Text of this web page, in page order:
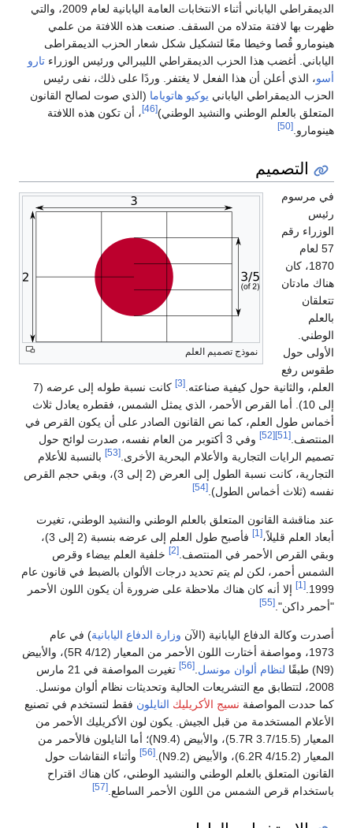
الديمقراطي الياباني أثناء الانتخابات العامة اليابانية لعام 2009، والتي
ظهرت بها لافتة متدلاه من السقف. صنعت هذه اللافتة من علمي
هينومارو قُصا وخيطا معًا لتشكيل شكل شعار الحزب الديمقراطى
الياباني. أغضب هذا الحزب الديمقراطي الليبرالي ورئيس الوزراء تارو
أسو، الذي أعلن أن هذا الفعل لا يغتفر. وردًا على ذلك، نفى رئيس
الحزب الديمقراطي الياباني يوكيو هاتوياما (الذي صوت لصالح القانون
المتعلق بالعلم الوطني والنشيد الوطني)[46]
، أن تكون هذه اللافتة
هينومارو. [50]
التصميم
نموذج تصميم العلم
في مرسوم
رئيس
الوزراء رقم
57 لعام
1870، كان
هناك مادتان
تتعلقان
بالعلم
الوطني.
الأولى حول
طقوس رفع
العلم، والثانية حول كيفية صناعته.[3]
كانت نسبة طوله إلى عرضه (7
إلى 10). أما القرص الأحمر، الذي يمثل الشمس، فقطره يعادل ثلاث
أخماس طول العلم، كما نص القانون الصادر على أن يكون القرص في
المنتصف.[51]
[52]
وفي 3 أكتوبر من العام نفسه، صدرت لوائح حول
تصميم الرايات التجارية والأعلام البحرية الأخرى.[53]
بالنسبة للأعلام
التجارية، كانت نسبة الطول إلى العرض (2 إلى 3)، وبقي حجم القرص
نفسه (ثلاث أخماس الطول).[54]
عند مناقشة القانون المتعلق بالعلم الوطني والنشيد الوطني، تغيرت
أبعاد العلم قليلاً،[1]
فأصبح طول العلم إلى عرضه بنسبة (2 إلى 3)،
وبقي القرص الأحمر في المنتصف.[2]
خلفية العلم بيضاء وقرص
الشمس أحمر، لكن لم يتم تحديد درجات الألوان بالضبط في قانون عام
1999.
[1]
إلا أنه كان هناك ملاحظة على ضرورة أن يكون اللون الأحمر
"أحمر داكن".[55]
أصدرت وكالة الدفاع اليابانية (الآن وزارة الدفاع اليابانية) في عام
1973، ومواصفة أختارت اللون الأحمر من المعيار (5R 4/12)، والأبيض
(N9) طبقًا
لنظام ألوان مونسل.
[56]
تغيرت المواصفة في 21 مارس
2008، لتتطابق مع التشريعات الحالية وتحديثات نظام ألوان مونسل.
كما حددت المواصفة نسيج الأكريليك النايلون فقط لتستخدم في تصنيع
الأعلام المستخدمة من قبل الجيش. يكون لون الأكريليك الأحمر من
المعيار (5.7R 3.7/15.5)، والأبيض (N9.4)؛ أما النايلون فالأحمر من
المعيار (6.2R 4/15.2)، والأبيض (N9.2).
[56]
وأثناء النقاشات حول
القانون المتعلق بالعلم الوطني والنشيد الوطني، كان هناك اقتراح
باستخدام قرص الشمس من اللون الأحمر الساطع.[57]